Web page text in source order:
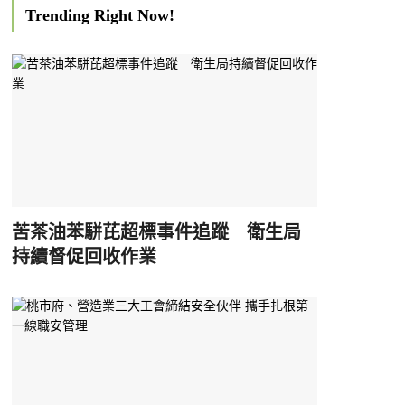
Trending Right Now!
苦茶油苯駢芘超標事件追蹤 衛生局
持續督促回收作業